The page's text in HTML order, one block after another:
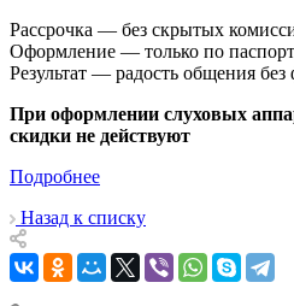
Рассрочка — без скрытых
Оформление — только по
Результат — радость общения без
При оформлении слуховых
скидки не действуют
Подробнее
Назад к списку